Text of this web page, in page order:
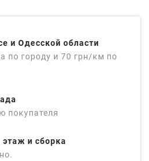
и Одесской области
по городу и 70 грн/км по
покупателя
и сборка